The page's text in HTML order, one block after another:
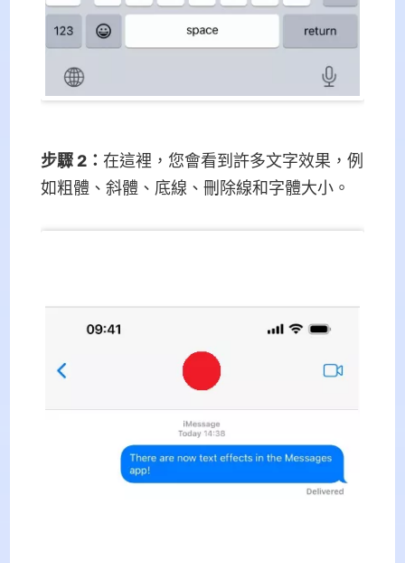
步驟 2： 在這裡，您會看到許多文字效果，例
如粗體、斜體、底線、刪除線和字體大小。